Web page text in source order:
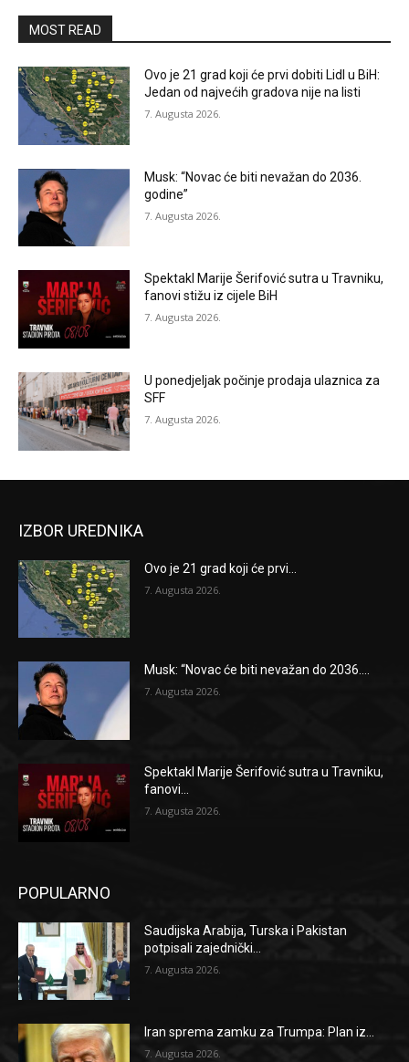
MOST READ
Ovo je 21 grad koji će prvi dobiti Lidl u BiH:
Jedan od najvećih gradova nije na listi
7. Augusta 2026.
Musk: “Novac će biti nevažan do 2036.
godine”
7. Augusta 2026.
Spektakl Marije Šerifović sutra u Travniku,
fanovi stižu iz cijele BiH
7. Augusta 2026.
U ponedjeljak počinje prodaja ulaznica za
SFF
7. Augusta 2026.
IZBOR UREDNIKA
Ovo je 21 grad koji će prvi...
7. Augusta 2026.
Musk: “Novac će biti nevažan do 2036....
7. Augusta 2026.
Spektakl Marije Šerifović sutra u Travniku,
fanovi...
7. Augusta 2026.
POPULARNO
Saudijska Arabija, Turska i Pakistan
potpisali zajednički...
7. Augusta 2026.
Iran sprema zamku za Trumpa: Plan iz...
7. Augusta 2026.